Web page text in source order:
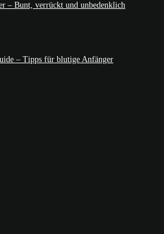
– Bunt, verrückt und unbedenklich
– Tipps für blutige Anfänger